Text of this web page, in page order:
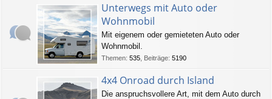
Unterwegs mit Auto oder
Wohnmobil
Mit eigenem oder gemieteten Auto oder
Wohnmobil.
Themen: 535 Beiträge: 5190
4x4 Onroad durch Island
Die anspruchsvollere Art, mit dem Auto durch